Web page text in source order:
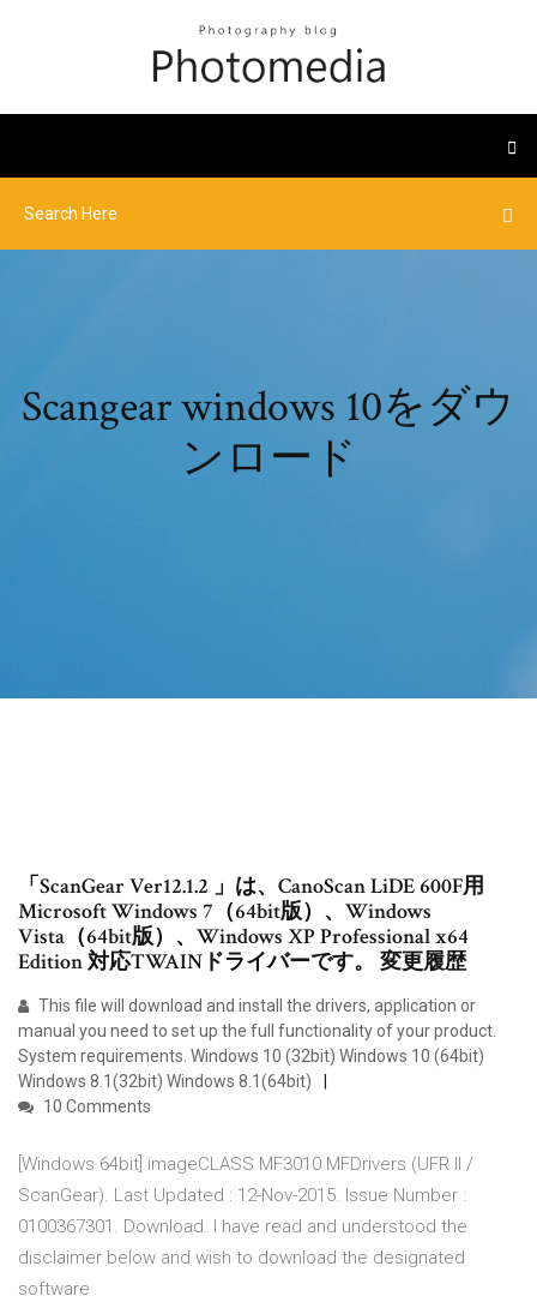
Scangear windows 10をダウ
ンロード
「ScanGear Ver12.1.2 」は、CanoScan LiDE 600F用
Microsoft Windows 7（64bit版）、Windows
Vista（64bit版）、Windows XP Professional x64
Edition 対応TWAINドライバーです。 変更履歴
This file will download and install the drivers, application or
manual you need to set up the full functionality of your product.
System requirements. Windows 10 (32bit) Windows 10 (64bit)
Windows 8.1(32bit) Windows 8.1(64bit)
10 Comments
[Windows 64bit] imageCLASS MF3010 MFDrivers (UFR II /
ScanGear). Last Updated : 12-Nov-2015. Issue Number :
0100367301. Download. I have read and understood the
disclaimer below and wish to download the designated
software